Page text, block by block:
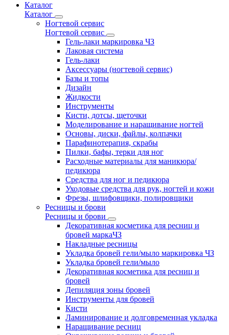
Каталог
Каталог
Ногтевой сервис
Ногтевой сервис
Гель-лаки маркировка ЧЗ
Лаковая система
Гель-лаки
Аксессуары (ногтевой сервис)
Базы и топы
Дизайн
Жидкости
Инструменты
Кисти, дотсы, щеточки
Моделирование и наращивание ногтей
Основы, диски, файлы, колпачки
Парафинотерапия, скрабы
Пилки, бафы, терки для ног
Расходные материалы для маникюра/
педикюра
Средства для ног и педикюра
Уходовые средства для рук, ногтей и кожи
Фрезы, шлифовщики, полировщики
Ресницы и брови
Ресницы и брови
Декоративная косметика для ресниц и
бровей маркаЧЗ
Накладные ресницы
Укладка бровей гели/мыло маркировка ЧЗ
Укладка бровей гели/мыло
Декоративная косметика для ресниц и
бровей
Депиляция зоны бровей
Инструменты для бровей
Кисти
Ламинирование и долговременная укладка
Наращивание ресниц